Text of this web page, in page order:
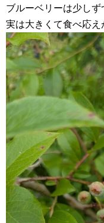
ブルーベリーは少し
実は大きくて食べ応え